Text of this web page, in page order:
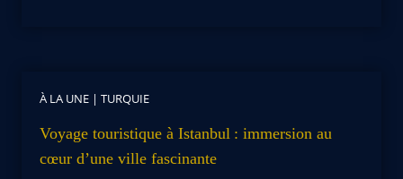
À LA UNE | TURQUIE
Voyage touristique à Istanbul : immersion au
cœur d’une ville fascinante